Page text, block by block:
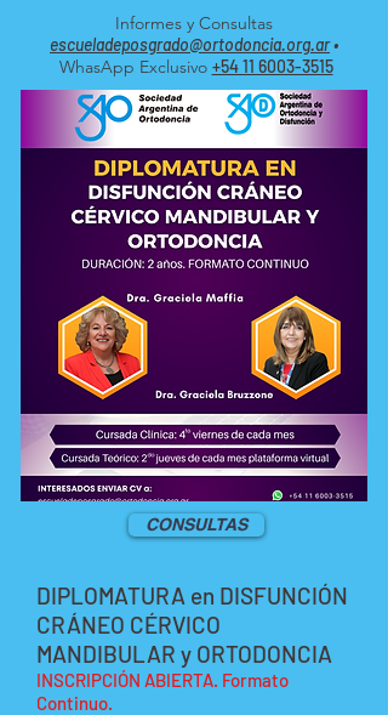
Informes y Consultas
escueladeposgrado@ortodoncia.org.ar•
WhasApp Exclusivo +54 11 6003-3515
CONSULTAS
DIPLOMATURA en DISFUNCIÓN
CRÁNEO CÉRVICO
MANDIBULAR y ORTODONCIA
INSCRIPCIÓN ABIERTA. Formato
Continuo.